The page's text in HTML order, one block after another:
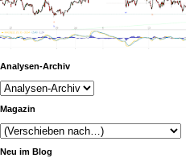
Analysen-Archiv
Magazin
Neu im Blog